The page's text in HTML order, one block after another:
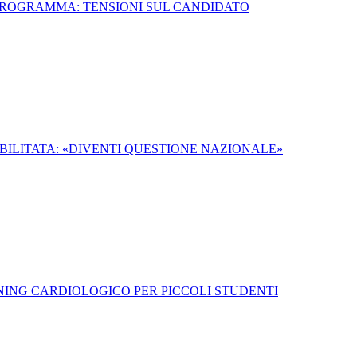
TENSIONI SUL CANDIDATO
«DIVENTI QUESTIONE NAZIONALE»
CARDIOLOGICO PER PICCOLI STUDENTI